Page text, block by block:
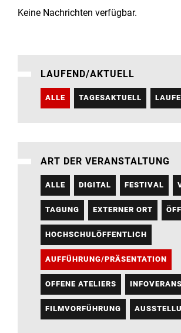
Institute
Infrastruktur
meinstudium
Keine Nachrichten verfügbar.
LAUFEND/AKTUELL
ALLE TAGESAKTUELL
ART DER VERANSTALTUNG
ALLE DIGITAL FESTIVAL
TAGUNG EXTERNER ORT
HOCHSCHULÖFFENTLICH
AUFFÜHRUNG/PRÄSENTATION
OFFENE ATELIERS
FILMVORFÜHRUNG